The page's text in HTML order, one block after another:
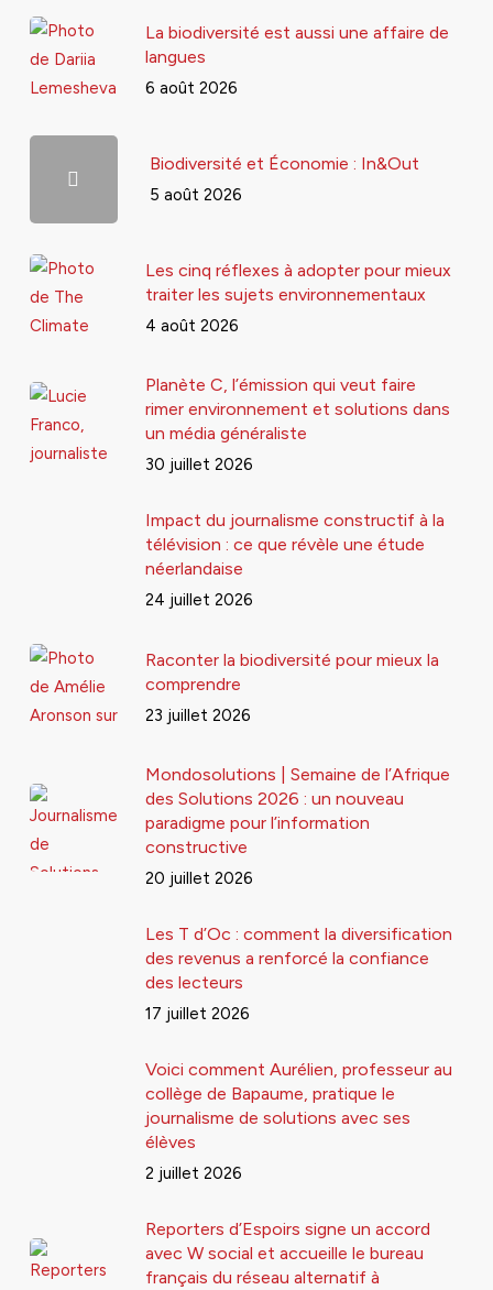
La biodiversité est aussi une affaire de
langues
6 août 2026
Biodiversité et Économie : In&Out
5 août 2026
Les cinq réflexes à adopter pour mieux
traiter les sujets environnementaux
4 août 2026
Planète C, l’émission qui veut faire
rimer environnement et solutions dans
un média généraliste
30 juillet 2026
Impact du journalisme constructif à la
télévision : ce que révèle une étude
néerlandaise
24 juillet 2026
Raconter la biodiversité pour mieux la
comprendre
23 juillet 2026
Mondosolutions | Semaine de l’Afrique
des Solutions 2026 : un nouveau
paradigme pour l’information
constructive
20 juillet 2026
Les T d’Oc : comment la diversification
des revenus a renforcé la confiance
des lecteurs
17 juillet 2026
Voici comment Aurélien, professeur au
collège de Bapaume, pratique le
journalisme de solutions avec ses
élèves
2 juillet 2026
Reporters d’Espoirs signe un accord
avec W social et accueille le bureau
français du réseau alternatif à